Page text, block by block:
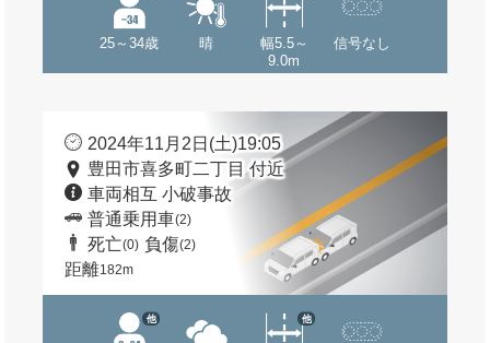
25～34歳 晴
幅5.5～
9.0m
信号なし
2024年11月2日(土)19:05
豊田市喜多町二丁目 付近
車両相互 小破事故
普通乗用車(2)
死亡(0) 負傷(2)
距離182m
他 他